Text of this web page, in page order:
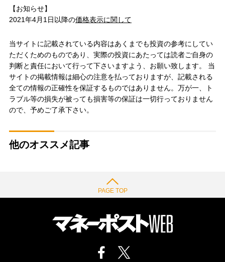
【お知らせ】
2021年4月1日以降の価格表示に関して
当サイトに記載されている内容はあくまでも投資の参考にしてい
ただくためのものであり、実際の投資にあたっては読者ご自身の
判断と責任において行って下さいますよう、お願い致します。 当
サイトの掲載情報は細心の注意を払っておりますが、記載される
全ての情報の正確性を保証するものではありません。万が一、ト
ラブル等の損失が被っても損害等の保証は一切行っておりません
ので、予めご了承下さい。
他のオススメ記事
PAGE TOP